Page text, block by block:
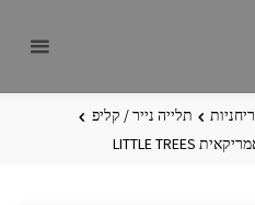
ריחניות
תלייה נייר / קליפ